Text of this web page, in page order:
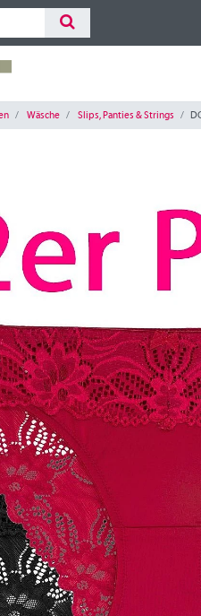
Wäsche Slips, Panties & Strings